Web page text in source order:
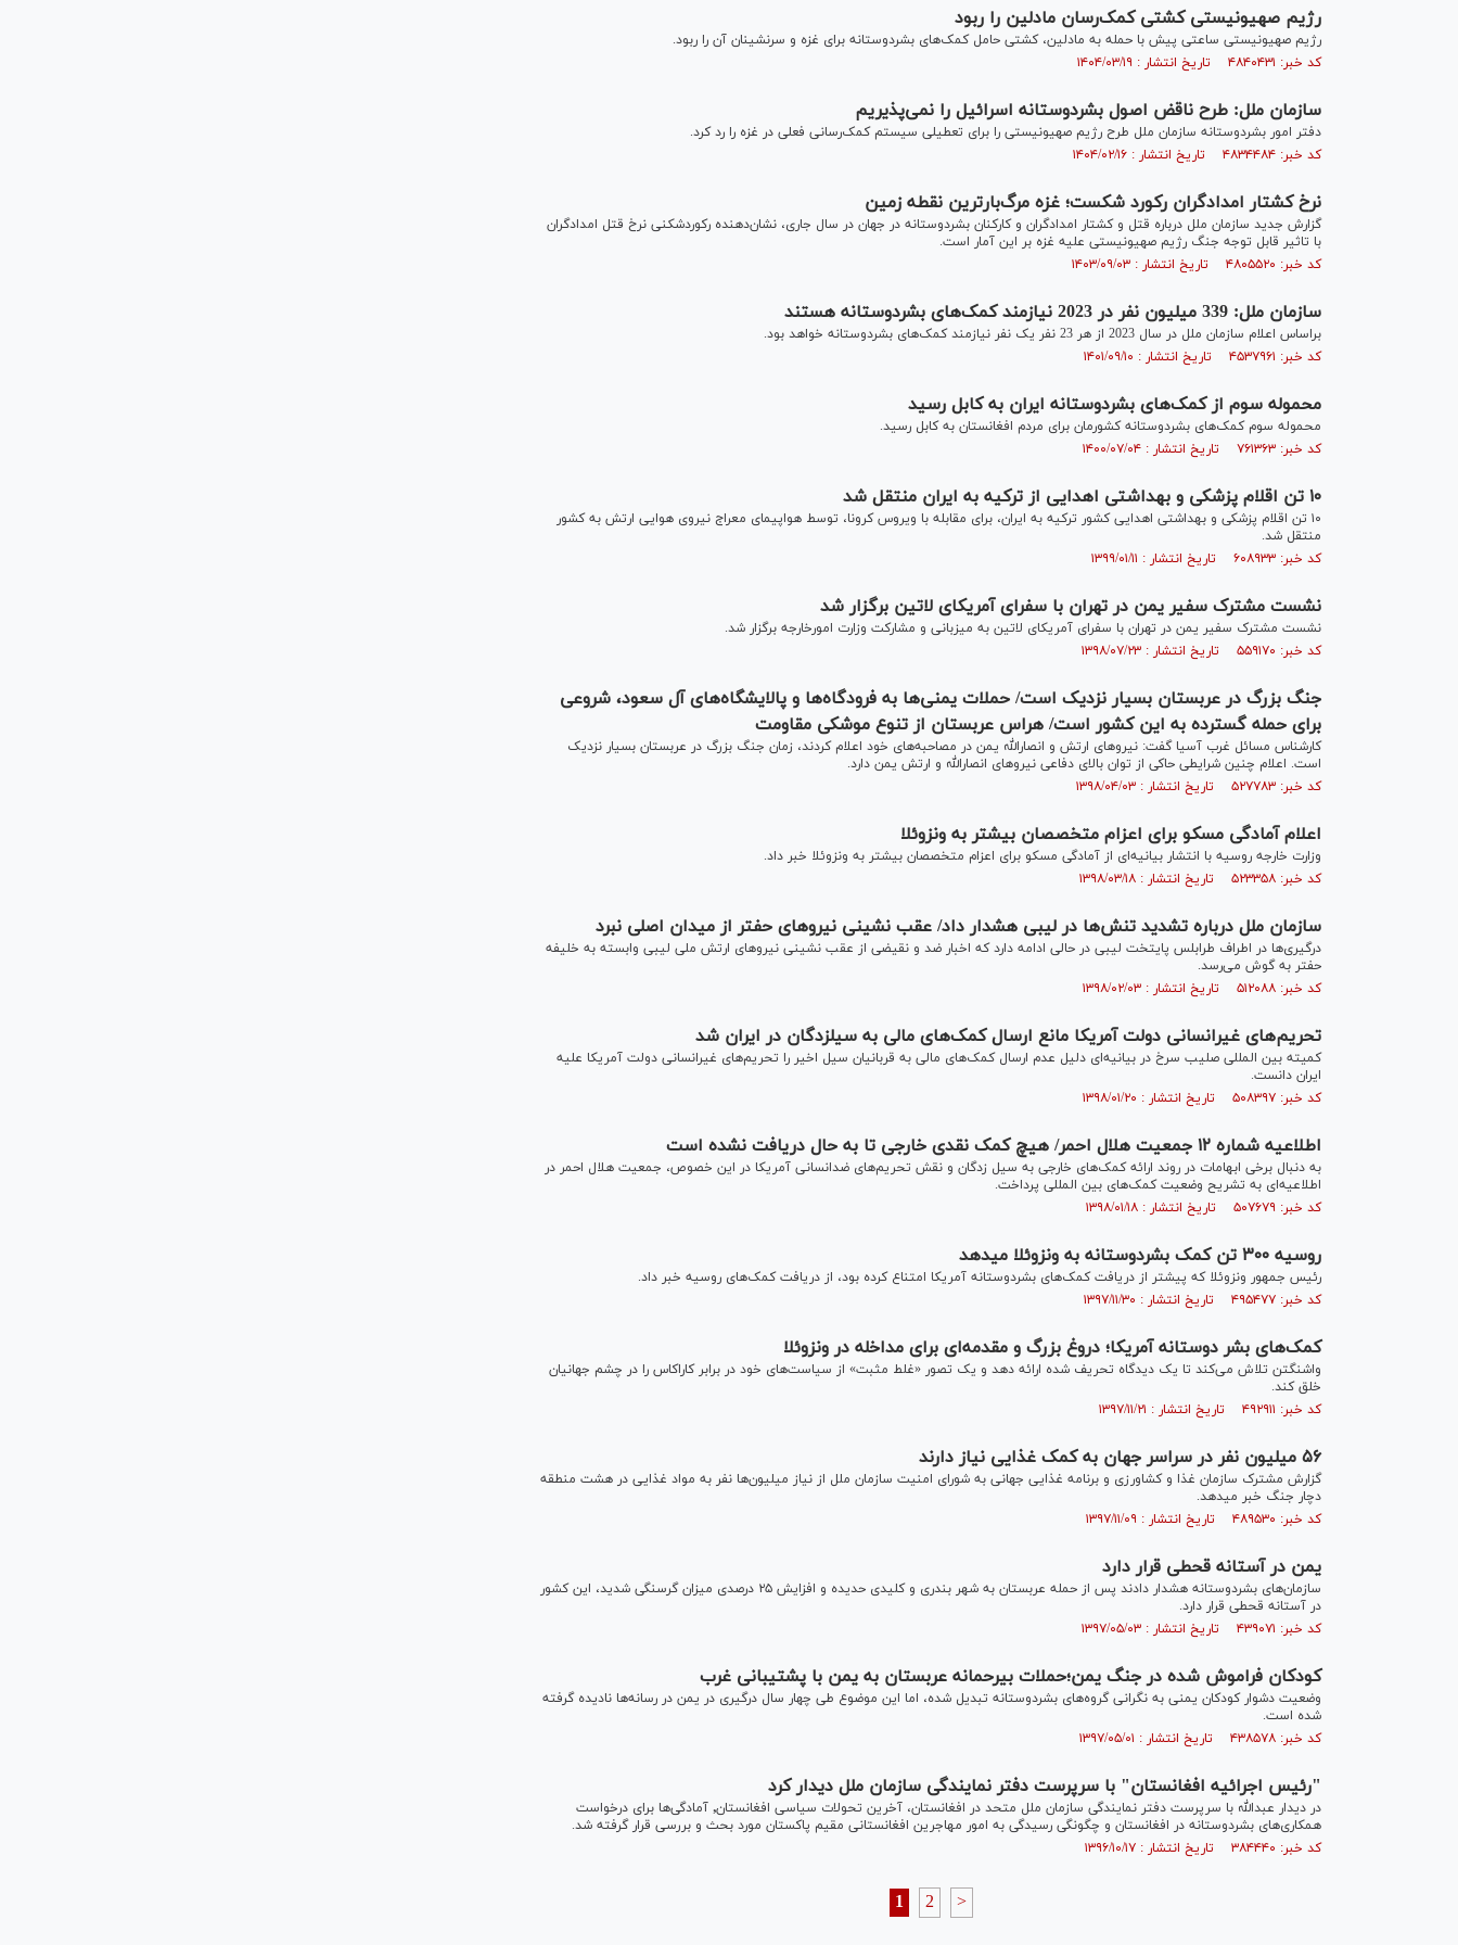
رژیم صهیونیستی کشتی کمک‌رسان مادلین را ربود
رژیم صهیونیستی ساعتی پیش با حمله به مادلین، کشتی حامل کمک‌های بشردوستانه برای غزه و سرنشینان آن را ربود.
کد خبر: ۴۸۴۰۴۳۱ تاریخ انتشار : ۱۴۰۴/۰۳/۱۹
سازمان ملل: طرح ناقض اصول بشردوستانه اسرائیل را نمی‌پذیریم
دفتر امور بشردوستانه سازمان ملل طرح رژیم صهیونیستی را برای تعطیلی سیستم کمک‌رسانی فعلی در غزه را رد کرد.
کد خبر: ۴۸۳۴۴۸۴ تاریخ انتشار : ۱۴۰۴/۰۲/۱۶
نرخ کشتار امدادگران رکورد شکست؛ غزه مرگ‌بارترین نقطه زمین
گزارش جدید سازمان ملل درباره قتل و کشتار امدادگران و کارکنان بشردوستانه در جهان در سال جاری، نشان‌دهنده رکوردشکنی نرخ قتل امدادگران
با تاثیر قابل توجه جنگ رژیم صهیونیستی علیه غزه بر این آمار است.
کد خبر: ۴۸۰۵۵۲۰ تاریخ انتشار : ۱۴۰۳/۰۹/۰۳
سازمان ملل: 339 میلیون نفر در 2023 نیازمند کمک‌های بشردوستانه هستند
براساس اعلام سازمان ملل در سال 2023 از هر 23 نفر یک نفر نیازمند کمک‌های بشردوستانه خواهد بود.
کد خبر: ۴۵۳۷۹۶۱ تاریخ انتشار : ۱۴۰۱/۰۹/۱۰
محموله سوم از کمک‌های بشردوستانه ایران به کابل رسید
محموله سوم کمک‌های بشردوستانه کشورمان برای مردم افغانستان به کابل رسید.
کد خبر: ۷۶۱۳۶۳ تاریخ انتشار : ۱۴۰۰/۰۷/۰۴
۱۰ تن اقلام پزشکی و بهداشتی اهدایی از ترکیه به ایران منتقل شد
۱۰ تن اقلام پزشکی و بهداشتی اهدایی کشور ترکیه به ایران، برای مقابله با ویروس کرونا، توسط هواپیمای معراج نیروی هوایی ارتش به کشور
منتقل شد.
کد خبر: ۶۰۸۹۳۳ تاریخ انتشار : ۱۳۹۹/۰۱/۱۱
نشست مشترک سفیر یمن در تهران با سفرای آمریکای لاتین برگزار شد
نشست مشترک سفیر یمن در تهران با سفرای آمریکای لاتین به میزبانی و مشارکت وزارت امورخارجه برگزار شد.
کد خبر: ۵۵۹۱۷۰ تاریخ انتشار : ۱۳۹۸/۰۷/۲۳
جنگ بزرگ در عربستان بسیار نزدیک است/ حملات یمنی‌ها به فرودگاه‌ها و پالایشگاه‌های آل سعود، شروعی
برای حمله گسترده به این کشور است/ هراس عربستان از تنوع موشکی مقاومت
کارشناس مسائل غرب آسیا گفت: نیرو‌های ارتش و انصارالله یمن در مصاحبه‌های خود اعلام کردند، زمان جنگ بزرگ در عربستان بسیار نزدیک
است. اعلام چنین شرایطی حاکی از توان بالای دفاعی نیرو‌های انصارالله و ارتش یمن دارد.
کد خبر: ۵۲۷۷۸۳ تاریخ انتشار : ۱۳۹۸/۰۴/۰۳
اعلام آمادگی مسکو برای اعزام متخصصان بیشتر به ونزوئلا
وزارت خارجه روسیه با انتشار بیانیه‌ای از آمادگی مسکو برای اعزام متخصصان بیشتر به ونزوئلا خبر داد.
کد خبر: ۵۲۳۳۵۸ تاریخ انتشار : ۱۳۹۸/۰۳/۱۸
سازمان ملل درباره تشدید تنش‌ها در لیبی هشدار داد/ عقب نشینی نیرو‌های حفتر از میدان اصلی نبرد
درگیری‌ها در اطراف طرابلس پایتخت لیبی در حالی ادامه دارد که اخبار ضد و نقیضی از عقب نشینی نیرو‌های ارتش ملی لیبی وابسته به خلیفه
حفتر به گوش می‌رسد.
کد خبر: ۵۱۲۰۸۸ تاریخ انتشار : ۱۳۹۸/۰۲/۰۳
تحریم‌های غیرانسانی دولت آمریکا مانع ارسال کمک‌های مالی به سیل‎زدگان در ایران شد
کمیته بین المللی صلیب سرخ در بیانیه‌ای دلیل عدم ارسال کمک‌های مالی به قربانیان سیل اخیر را تحریم‌های غیرانسانی دولت آمریکا علیه
ایران دانست.
کد خبر: ۵۰۸۳۹۷ تاریخ انتشار : ۱۳۹۸/۰۱/۲۰
اطلاعیه شماره ۱۲ جمعیت هلال احمر/ هیچ کمک نقدی خارجی تا به حال دریافت نشده است
به دنبال برخی ابهامات در روند ارائه کمک‌های خارجی به سیل زدگان و نقش تحریم‌های ضدانسانی آمریکا در این خصوص، جمعیت هلال احمر در
اطلاعیه‌ای به تشریح وضعیت کمک‌های بین المللی پرداخت.
کد خبر: ۵۰۷۶۷۹ تاریخ انتشار : ۱۳۹۸/۰۱/۱۸
روسیه ۳۰۰ تن کمک بشردوستانه به ونزوئلا می‎دهد
رئیس جمهور ونزوئلا که پیشتر از دریافت کمک‌های بشردوستانه آمریکا امتناع کرده بود، از دریافت کمک‌های روسیه خبر داد.
کد خبر: ۴۹۵۴۷۷ تاریخ انتشار : ۱۳۹۷/۱۱/۳۰
کمک‌های بشر دوستانه آمریکا؛ دروغ بزرگ و مقدمه‌ای برای مداخله در ونزوئلا
واشنگتن تلاش می‌کند تا یک دیدگاه تحریف شده ارائه دهد و یک تصور «غلط مثبت» از سیاست‌های خود در برابر کاراکاس را در چشم جهانیان
خلق کند.
کد خبر: ۴۹۲۹۱۱ تاریخ انتشار : ۱۳۹۷/۱۱/۲۱
۵۶ میلیون نفر در سراسر جهان به کمک غذایی نیاز دارند
گزارش مشترک سازمان غذا و کشاورزی و برنامه غذایی جهانی به شورای امنیت سازمان ملل از نیاز میلیون‌ها نفر به مواد غذایی در هشت منطقه
دچار جنگ خبر می‎دهد.
کد خبر: ۴۸۹۵۳۰ تاریخ انتشار : ۱۳۹۷/۱۱/۰۹
یمن در آستانه قحطی قرار دارد
سازمان‌های بشردوستانه هشدار دادند پس از حمله عربستان به شهر بندری و کلیدی حدیده و افزایش ۲۵ درصدی میزان گرسنگی شدید، این کشور
در آستانه قحطی قرار دارد.
کد خبر: ۴۳۹۰۷۱ تاریخ انتشار : ۱۳۹۷/۰۵/۰۳
کودکان فراموش شده در جنگ یمن؛حملات بی‎رحمانه عربستان به یمن با پشتیبانی غرب
وضعیت دشوار کودکان یمنی به نگرانی گروه‌های بشردوستانه تبدیل شده، اما این موضوع طی چهار سال درگیری در یمن در رسانه‌ها نادیده گرفته
شده است.
کد خبر: ۴۳۸۵۷۸ تاریخ انتشار : ۱۳۹۷/۰۵/۰۱
"رئیس اجرائیه افغانستان" با سرپرست دفتر نمایندگی سازمان ملل دیدار کرد
در دیدار عبدالله با سرپرست دفتر نمایندگی سازمان ملل متحد در افغانستان، آخرین تحولات سیاسی افغانستان٬ آمادگی‌ها برای درخواست
همکاری‌های بشردوستانه در افغانستان و چگونگی رسیدگی به امور مهاجرین افغانستانی مقیم پاکستان مورد بحث و بررسی قرار گرفته شد.
کد خبر: ۳۸۴۴۴۰ تاریخ انتشار : ۱۳۹۶/۱۰/۱۷
1 2 >